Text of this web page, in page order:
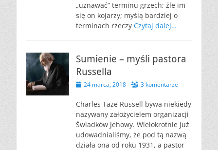
„uznawać” terminu grzech; źle im
się on kojarzy; myślą bardziej o
terminach rzeczy Czytaj dalej…
Sumienie – myśli pastora
Russella
Opublikowano
24 marca, 2018 3 komentarze
Charles Taze Russell bywa niekiedy
nazywany założycielem organizacji
Świadków Jehowy. Wielokrotnie już
udowadnialiśmy, że pod tą nazwą
działa ona od roku 1931, a pastor